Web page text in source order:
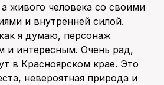
а живого человека со своими
и внутренней силой.
я думаю, персонаж
и интересным. Очень рад,
в Красноярском крае. Это
невероятная природа и